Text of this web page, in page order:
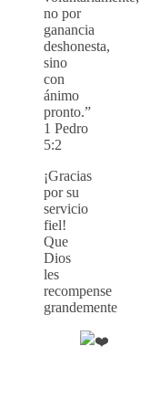
no por
ganancia
deshonesta,
sino
con
ánimo
pronto.”
1 Pedro
5:2
¡Gracias
por su
servicio
fiel!
Que
Dios
les
recompense
grandemente